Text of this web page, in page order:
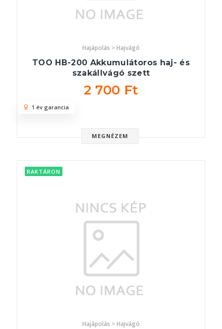
Hajápolás > Hajvágó
TOO HB-200 Akkumulátoros haj- és
szakállvágó szett
2 700 Ft
MEGNÉZEM
1 év garancia
RAKTÁRON
Hajápolás > Hajvágó